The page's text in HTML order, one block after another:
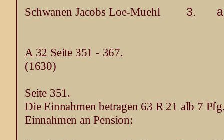
Schwanen Jacobs Loe-Muehl 3.
A 32 Seite 351 - 367.
(1630)
Seite 351.
Die Einnahmen betragen 63 R 21 alb 7
Einnahmen an Pension: